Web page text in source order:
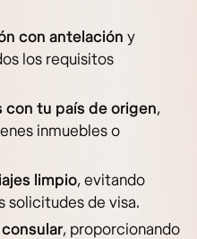
con antelación y
los requisitos
con tu país de origen,
inmuebles o
limpio, evitando
solicitudes de visa.
, proporcionando